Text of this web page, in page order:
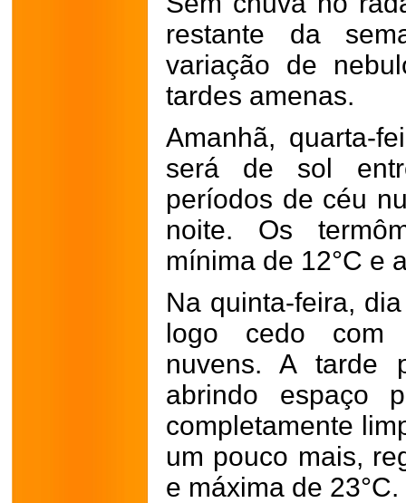
restante da
variação de
tardes amenas.
Amanhã, quarta-
será de sol
períodos de céu
noite. Os
mínima de 12°C e
Na quinta-feira,
logo cedo com
nuvens. A tarde
abrindo espaço
completamente
um pouco mais,
e máxima de 23°C.